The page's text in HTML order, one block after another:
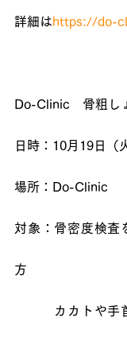
詳細は https://do-
Do-Clinic　骨粗し
日時：10月19日（
場所：Do-Clinic
対象：骨密度検査
方
カカトや手首